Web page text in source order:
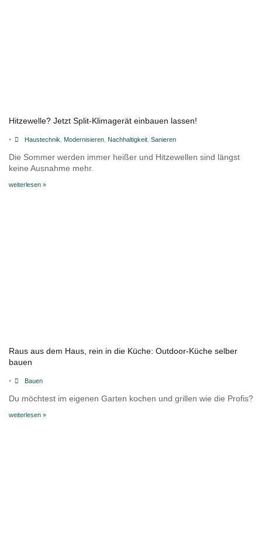
Hitzewelle? Jetzt Split-Klimagerät einbauen lassen!
• Haustechnik Modernisieren, Nachhaltigkeit, Sanieren
Die Sommer werden immer heißer und Hitzewellen sind längst
keine Ausnahme mehr.
weiterlesen »
Raus aus dem Haus, rein in die Küche: Outdoor-Küche selber
bauen
• Bauen
Du möchtest im eigenen Garten kochen und grillen wie die Profis?
weiterlesen »